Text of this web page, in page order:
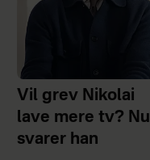
Vil grev Nikolai
lave mere tv? Nu
svarer han